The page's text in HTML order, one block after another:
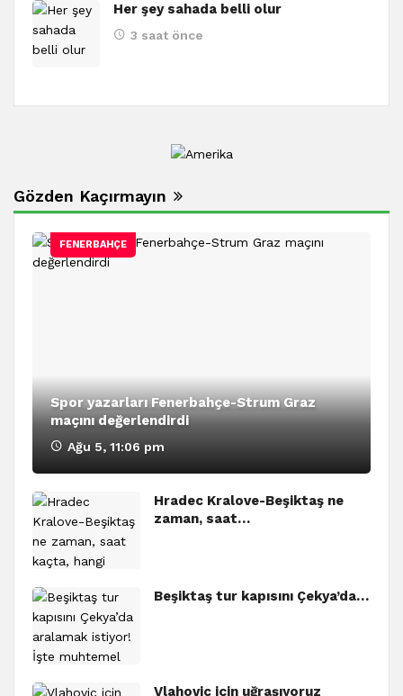
Her şey sahada belli olur
3 saat önce
Gözden Kaçırmayın
FENERBAHÇE
Spor yazarları Fenerbahçe-Strum Graz
maçını değerlendirdi
Ağu 5, 11:06 pm
Hradec Kralove-Beşiktaş ne
zaman, saat…
Beşiktaş tur kapısını Çekya’da…
Vlahovic için uğraşıyoruz